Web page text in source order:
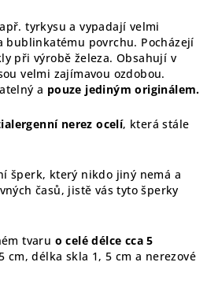
tyrkysu a vypadají velmi
bublinkatému povrchu. Pocházejí
při výrobě železa. Obsahují v
velmi zajímavou ozdobou.
a pouze jediným originálem.
nerez ocelí, která stále
šperk, který nikdo jiný nemá a
časů, jistě vás tyto šperky
tvaru o celé délce cca 5
cm, délka skla 1, 5 cm a nerezové